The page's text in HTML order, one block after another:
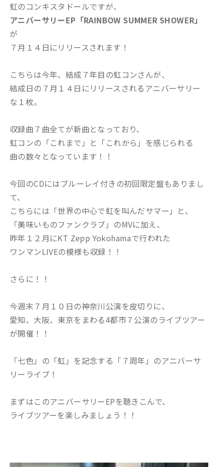
虹のコンキスタドールですが、
アニバーサリーEP「RAINBOW SUMMER SHOWER」
が
７月１４日にリリースされます！
こちらは今年、結成７年目の虹コンさんが、
結成日の７月１４日にリリースされるアニバーサリー
な１枚。
収録曲７曲全てが新曲となっており、
虹コンの「これまで」と「これから」を感じられる
曲の数々となっています！！
今回のCDにはブルーレイ付きの初回限定盤もありまし
て、
こちらには「世界の中心で虹を叫んだサマー」と、
「美味いものファンクラブ」のMVに加え、
昨年１２月にKT Zepp Yokohamaで行われた
ワンマンLIVEの模様も収録！！
さらに！！
今週末７月１０日の神奈川公演を皮切りに、
愛知、大阪、東京をまわる4都市７公演のライブツアー
が開催！！
「七色」の「虹」を記念する「７周年」のアニバーサ
リーライブ！
まずはこのアニバーサリーEPを聴きこんで、
ライブツアーを楽しみましょう！！